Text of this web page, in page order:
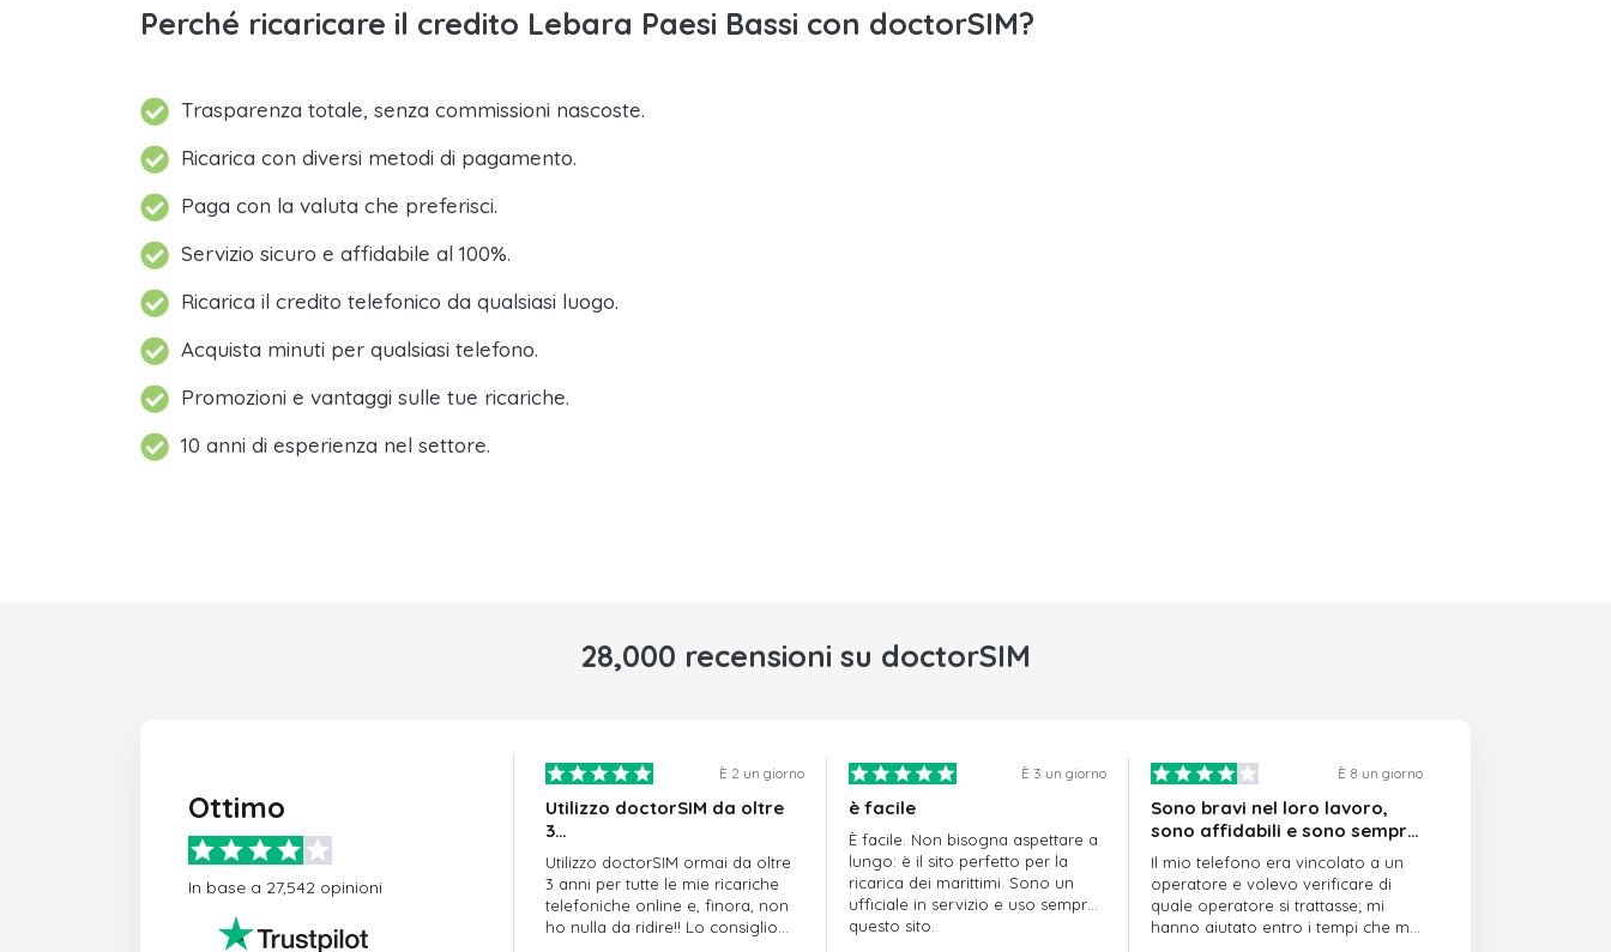
Perché ricaricare il credito Lebara Paesi Bassi con doctorSIM?
Trasparenza totale, senza commissioni nascoste.
Ricarica con diversi metodi di pagamento.
Paga con la valuta che preferisci.
Servizio sicuro e affidabile al 100%.
Ricarica il credito telefonico da qualsiasi luogo.
Acquista minuti per qualsiasi telefono.
Promozioni e vantaggi sulle tue ricariche.
10 anni di esperienza nel settore.
28,000 recensioni su doctorSIM
Ottimo
In base a 27,542 opinioni
È 2 un giorno
Utilizzo doctorSIM da oltre
3…
Utilizzo doctorSIM ormai da oltre
3 anni per tutte le mie ricariche
telefoniche online e, finora, non
ho nulla da ridire!! Lo consiglio
È 3 un giorno
è facile
È facile. Non bisogna aspettare a
lungo: è il sito perfetto per la
ricarica dei marittimi. Sono un
ufficiale in servizio e uso sempre
questo sito.
È 8 un giorno
Sono bravi nel loro lavoro,
sono affidabili e sono sempre
puntuali
Il mio telefono era vincolato a un
operatore e volevo verificare di
quale operatore si trattasse; mi
hanno aiutato entro i tempi che mi